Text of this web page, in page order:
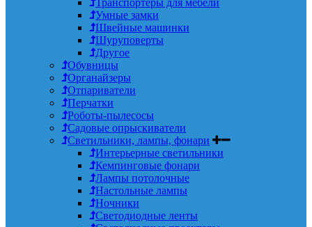
Умные замки
Швейные машинки
Шуруповерты
Другое
Обувницы
Органайзеры
Отпариватели
Перчатки
Роботы-пылесосы
Садовые опрыскиватели
Светильники, лампы, фонари
Интерьерные светильники
Кемпинговые фонари
Лампы потолочные
Настольные лампы
Ночники
Светодиодные ленты